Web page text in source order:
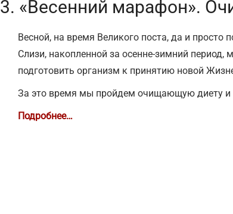
3. «Весенний марафон».
Весной, на время Великого поста, да и просто
Слизи, накопленной за осенне-зимний
подготовить организм к принятию новой
За это время мы пройдем очищающую диету и
Подробнее…